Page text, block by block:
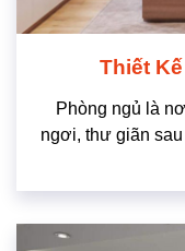
Thiết
Phòng ngủ là
ngơi, thư giãn